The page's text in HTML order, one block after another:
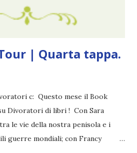
che ha fatto, i misfatti ch...
| Quarta tappa.
c: Questo mese il Book
Divoratori di libri ! Con Sara
le vie della nostra penisola e i
guerre mondiali; con Francy